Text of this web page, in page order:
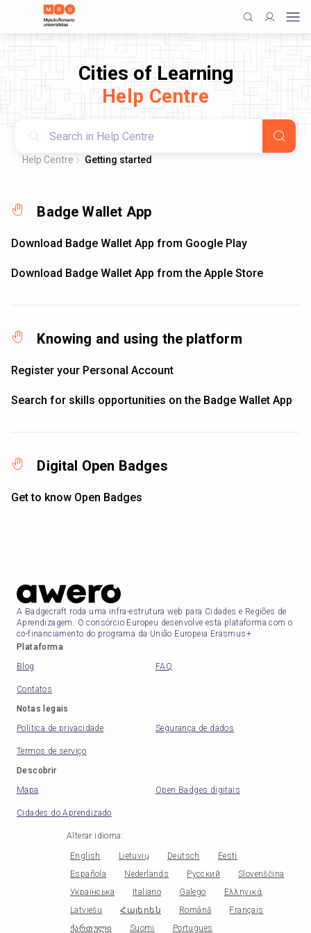
Cities of Learning
Help Centre
Help Centre Getting started
Badge Wallet App
Download Badge Wallet App from Google Play
Download Badge Wallet App from the Apple Store
Knowing and using the platform
Register your Personal Account
Search for skills opportunities on the Badge Wallet App
Digital Open Badges
Get to know Open Badges
A Badgecraft roda uma infra-estrutura web para Cidades e Regiões de
Aprendizagem. O consórcio Europeu desenvolve esta plataforma com o
co-financiamento do programa da União Europeia Erasmus+
Plataforma
Blog
FAQ
Contatos
Notas legais
Política de privacidade
Segurança de dados
Termos de serviço
Descobrir
Mapa
Open Badges digitais
Cidades do Aprendizado
Alterar idioma :
English Lietuvių Deutsch
Eesti
Española
Nederlands Русский
Slovenščina
Українська
Italiano Galego
Ελληνικά
Latviešu
Հայերեն Română
Français
ქართული
Suomi Portugues